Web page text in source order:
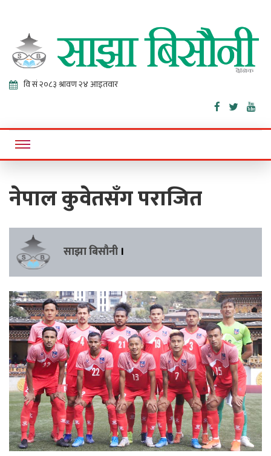
Sajha
Bisaunee
Online News Portal
नेपाल कुवेतसँग पराजित
साझा बिसौनी ।